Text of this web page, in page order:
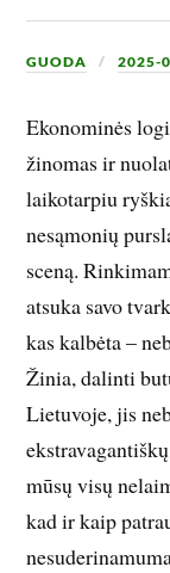
GUODA 2025-
Ekonominės
žinomas ir
laikotarpiu
nesąmonių
sceną.
atsuka savo
kas kalbėta –
Žinia, dalinti
Lietuvoje, jis
mūsų visų
kad ir kaip